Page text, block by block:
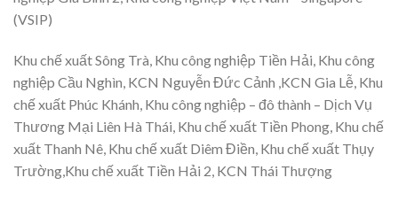
(VSIP)
Khu chế xuất Sông Trà, Khu công nghiệp Tiền Hải, Khu công
nghiệp Cầu Nghìn, KCN Nguyễn Đức Cảnh ,KCN Gia Lễ, Khu
chế xuất Phúc Khánh, Khu công nghiệp – đô thành – Dịch Vụ
Thương Mại Liên Hà Thái, Khu chế xuất Tiền Phong, Khu chế
xuất Thanh Nê, Khu chế xuất Diêm Điền, Khu chế xuất Thụy
Trường,Khu chế xuất Tiền Hải 2, KCN Thái Thượng